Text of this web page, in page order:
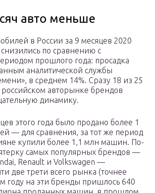
авто меньше
в России за 9 месяцев 2020
по сравнению с
прошлого года: просадка
аналитической службы
в среднем 14%. Сразу 18 из 25
авторынке брендов
динамику.
этого года было продано более 1
— для сравнения, за тот же период
купили более 1,1 млн машин. По-
самых популярных брендов —
Renault и Volkswagen —
две трети всего рынка (точнее
году на эти бренды пришлось 640